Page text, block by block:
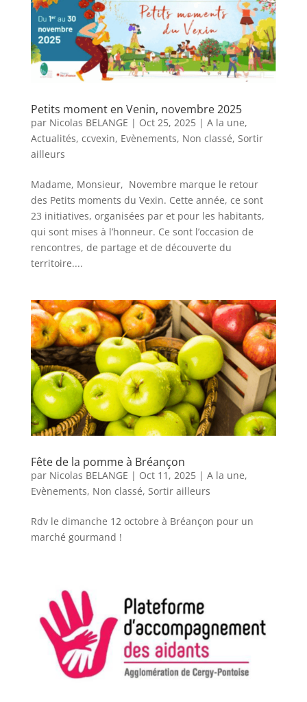
Petits moment en Venin, novembre 2025
par Nicolas BELANGE | Oct 25, 2025| A la une,
Actualités, ccvexin, Evènements, Non classé, Sortir
ailleurs
Madame, Monsieur, Novembre marque le retour
des Petits moments du Vexin. Cette année, ce sont
23 initiatives, organisées par et pour les habitants,
qui sont mises à l’honneur. Ce sont l’occasion de
rencontres, de partage et de découverte du
territoire....
Fête de la pomme à Bréançon
par Nicolas BELANGE | Oct 11, 2025| A la une,
Evènements, Non classé, Sortir ailleurs
Rdv le dimanche 12 octobre à Bréançon pour un
marché gourmand !